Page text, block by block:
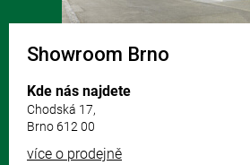
Showroom Brno
Kde nás najdete
Chodská 17,
Brno 612 00
více o prodejně